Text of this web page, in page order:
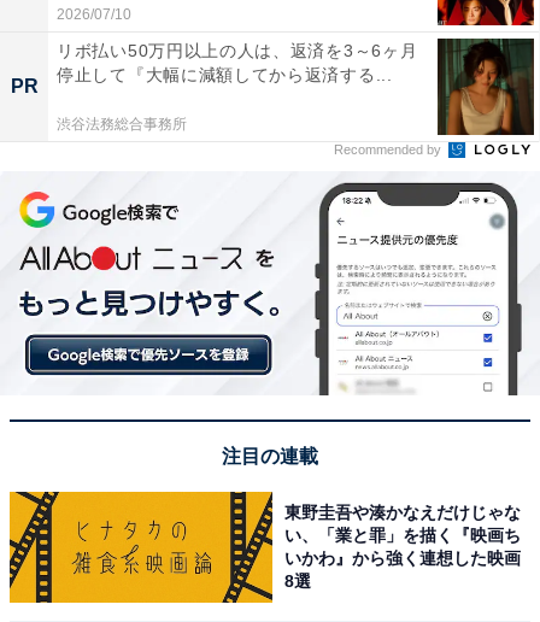
画像出典：NHK『どうする家康』 公式サイト
2026/07/10
PR
リボ払い50万円以上の人は、返済を3～6ヶ月
停止して『大幅に減額してから返済する...
渋谷法務総合事務所
Recommended by
注目の連載
東野圭吾や湊かなえだけじゃな
い、「業と罪」を描く『映画ち
いかわ』から強く連想した映画
8選